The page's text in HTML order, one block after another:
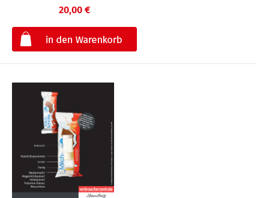
20,00 €